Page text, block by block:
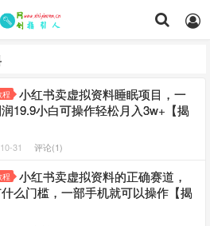
小红书卖虚拟资料睡眠项目，一
19.9小白可操作轻松月入3w+【揭
31 评论(1)
小红书卖虚拟资料的正确赛道，
么门槛，一部手机就可以操作【揭